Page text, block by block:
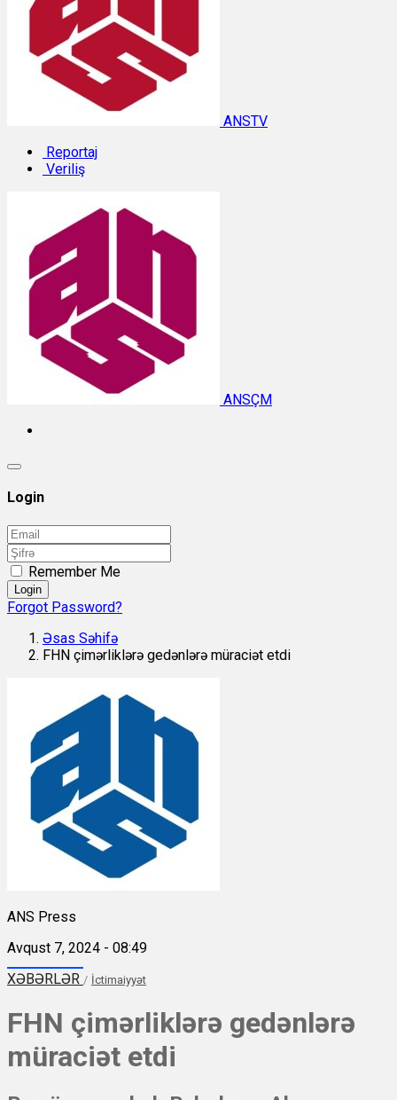
ANSTV
Reportaj
Veriliş
ANSÇM
Login
Remember Me
Login
Forgot Password?
Əsas Səhifə
FHN çimərliklərə gedənlərə müraciət etdi
ANS Press
Avqust 7, 2024 - 08:49
XƏBƏRLƏR / İctimaiyyət
FHN çimərliklərə gedənlərə
müraciət etdi